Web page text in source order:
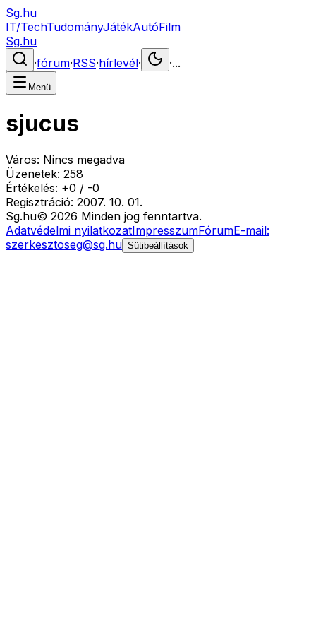
Sg.hu
IT/TechTudományJátékAutóFilm
Sg.hu
·fórum·RSS·hírlevél· ·...
Menü
sjucus
Város: Nincs megadva
Üzenetek: 258
Értékelés: +0 / -0
Regisztráció: 2007. 10. 01.
Sg.hu© 2026 Minden jog fenntartva.
Adatvédelmi nyilatkozatImpresszumFórumE-mail:
szerkesztoseg@sg.hu Sütibeállítások